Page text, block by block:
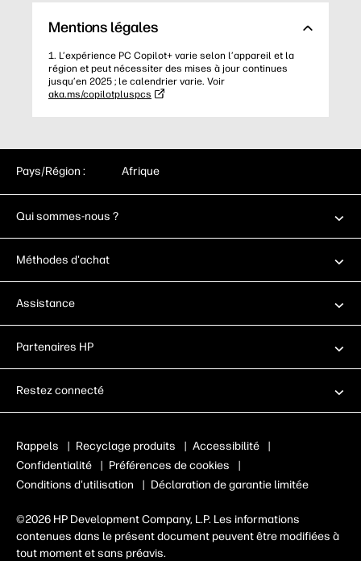
Mentions légales
1. L’expérience PC Copilot+ varie selon l’appareil et la
région et peut nécessiter des mises à jour continues
jusqu’en 2025 ; le calendrier varie. Voir
aka.ms/copilotpluspcs
Pays/Région : Afrique
Qui sommes-nous ?
Méthodes d'achat
Assistance
Partenaires HP
Restez connecté
Rappels | Recyclage produits | Accessibilité
|
Confidentialité
| Préférences de cookies
|
Conditions d'utilisation
| Déclaration de garantie limitée
©2026 HP Development Company, L.P. Les informations
contenues dans le présent document peuvent être modifiées à
tout moment et sans préavis.